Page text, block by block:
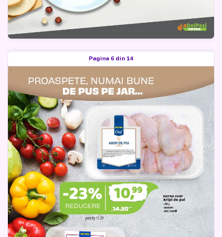
Pagina 6 din 14